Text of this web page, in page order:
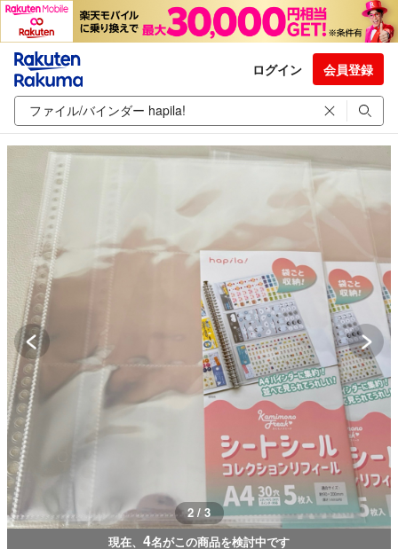
ログイン 会員登録
3 / 3
現在、 4名がこの商品を検討中です